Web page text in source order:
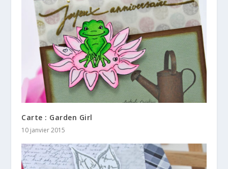
Carte : Garden Girl
10 janvier 2015